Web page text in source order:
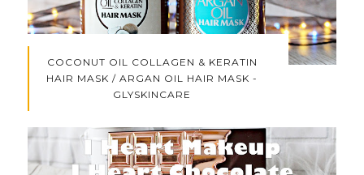
COCONUT OIL COLLAGEN & KERATIN
HAIR MASK / ARGAN OIL HAIR MASK -
GLYSKINCARE